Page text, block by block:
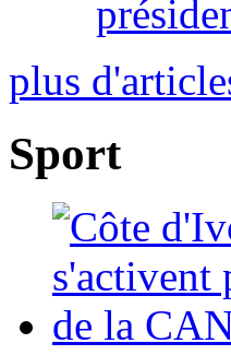
plus
Sport